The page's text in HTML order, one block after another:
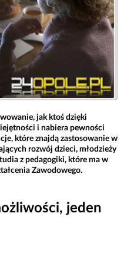
jak ktoś dzięki
i nabiera pewności
które znajdą zastosowanie w
rozwój dzieci, młodzieży
z pedagogiki, które ma w
Zawodowego.
jeden